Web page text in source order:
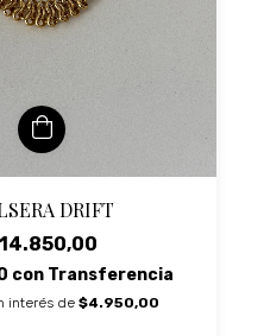
DRIFT
con Transferencia
interés de$4.950,00